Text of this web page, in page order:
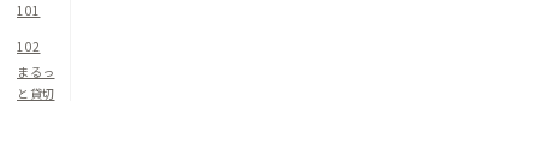
101
102
まるっ
と貸切